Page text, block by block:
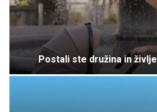
Postali ste družina in